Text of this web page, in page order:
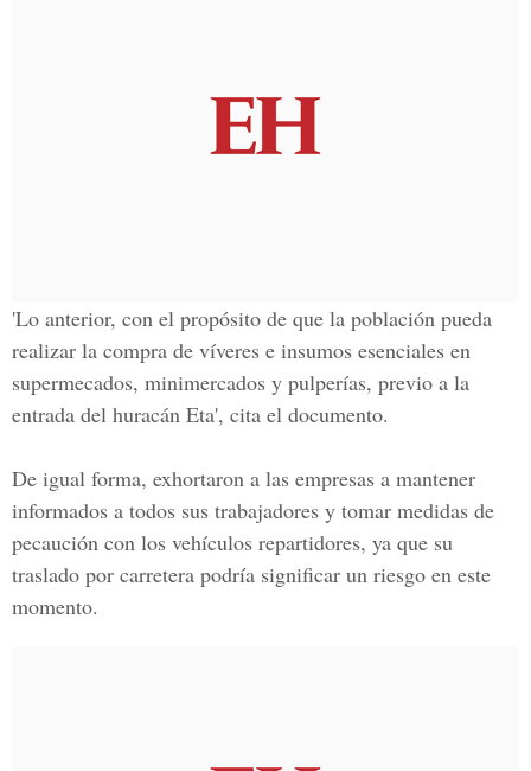
'Lo anterior, con el propósito de que la población pueda
realizar la compra de víveres e insumos esenciales en
supermecados, minimercados y pulperías, previo a la
entrada del huracán Eta', cita el documento.
De igual forma, exhortaron a las empresas a mantener
informados a todos sus trabajadores y tomar medidas de
pecaución con los vehículos repartidores, ya que su
traslado por carretera podría significar un riesgo en este
momento.